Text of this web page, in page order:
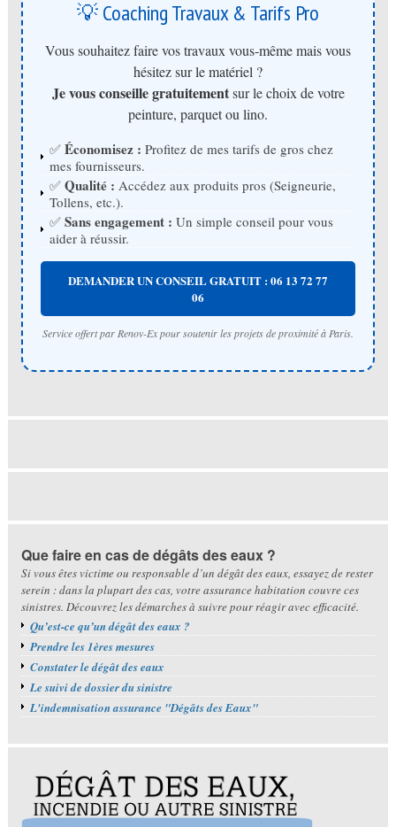
💡 Coaching Travaux & Tarifs Pro
Vous souhaitez faire vos travaux vous-même mais vous
hésitez sur le matériel ?
Je vous conseille gratuitementsur le choix de votre
peinture, parquet ou lino.
✅ Économisez : Profitez de mes tarifs de gros chez
mes fournisseurs.
✅ Qualité : Accédez aux produits pros (Seigneurie,
Tollens, etc.).
✅ Sans engagement : Un simple conseil pour vous
aider à réussir.
DEMANDER UN CONSEIL GRATUIT : 06 13 72 77
06
Service offert par Renov-Ex pour soutenir les projets de proximité à Paris.
Que faire en cas de dégâts des eaux ?
Si vous êtes victime ou responsable d’un dégât des eaux, essayez de rester
serein : dans la plupart des cas, votre assurance habitation couvre ces
sinistres. Découvrez les démarches à suivre pour réagir avec efficacité.
Qu’est-ce qu’un dégât des eaux ?
Prendre les 1ères mesures
Constater le dégât des eaux
Le suivi de dossier du sinistre
L'indemnisation assurance "Dégâts des Eaux"